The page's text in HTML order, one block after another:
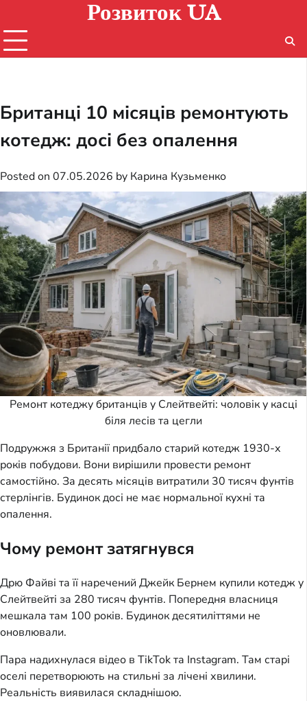
content
Розвиток UA
Британці 10 місяців ремонтують
котедж: досі без опалення
Posted on 07.05.2026 by Карина Кузьменко
Ремонт котеджу британців у Слейтвейті: чоловік у касці
біля лесів та цегли
Подружжя з Британії придбало старий котедж 1930-х
років побудови. Вони вирішили провести ремонт
самостійно. За десять місяців витратили 30 тисяч фунтів
стерлінгів. Будинок досі не має нормальної кухні та
опалення.
Чому ремонт затягнувся
Дрю Файві та її наречений Джейк Бернем купили котедж у
Слейтвейті за 280 тисяч фунтів. Попередня власниця
мешкала там 100 років. Будинок десятиліттями не
оновлювали.
Пара надихнулася відео в TikTok та Instagram. Там старі
оселі перетворюють на стильні за лічені хвилини.
Реальність виявилася складнішою.